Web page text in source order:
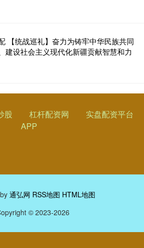
【统战巡礼】奋力为铸牢中华民族共同
建设社会主义现代化新疆贡献智慧和力
股 杠杆配资网
实盘配资平台
APP
通弘网 RSS地图 HTML地图
© 2023-2026